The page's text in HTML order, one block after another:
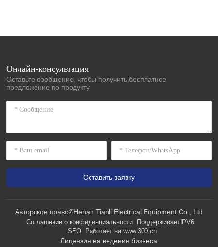
Онлайн-консультация
Оставьте сообщение, чтобы получить бесплатное
предложение по продукту
Оставить заявку
Авторское право©Henan Tianli Electrical Equipment Co., Ltd
Соглашение о конфиденциальности
ПоддерживаетIPV6
SEO
Работает на www.300.cn
Лицензия на ведение бизнеса